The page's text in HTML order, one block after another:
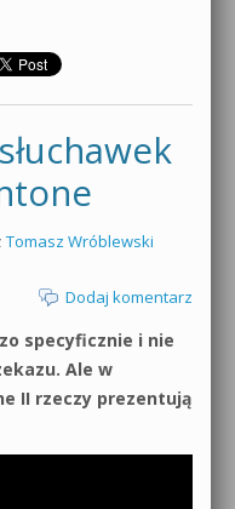
Tomasz Wróblewski
Dodaj komentarz
specyficznie i nie
Ale w
II rzeczy prezentują